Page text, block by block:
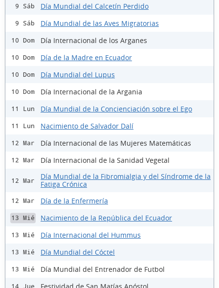
9 Sáb Día Mundial del Calcetín Perdido
9 Sáb Día Mundial de las Aves Migratorias
10 Dom Día Internacional de los Arganes
10 Dom Día de la Madre en Ecuador
10 Dom Día Mundial del Lupus
10 Dom Día Internacional de la Argania
11 Lun Día Mundial de la Concienciación sobre el Ego
11 Lun Nacimiento de Salvador Dalí
12 Mar Día Internacional de las Mujeres Matemáticas
12 Mar Día Internacional de la Sanidad Vegetal
12 Mar
Día Mundial de la Fibromialgia y del Síndrome de la
Fatiga Crónica
12 Mar Día de la Enfermería
13 Mié Nacimiento de la República del Ecuador
13 Mié Día Internacional del Hummus
13 Mié Día Mundial del Cóctel
13 Mié Día Mundial del Entrenador de Futbol
14 Jue